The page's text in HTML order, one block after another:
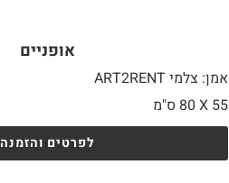
אופניים
אמן: צלמי ART2RENT
55 X
לפרטים והזמנה